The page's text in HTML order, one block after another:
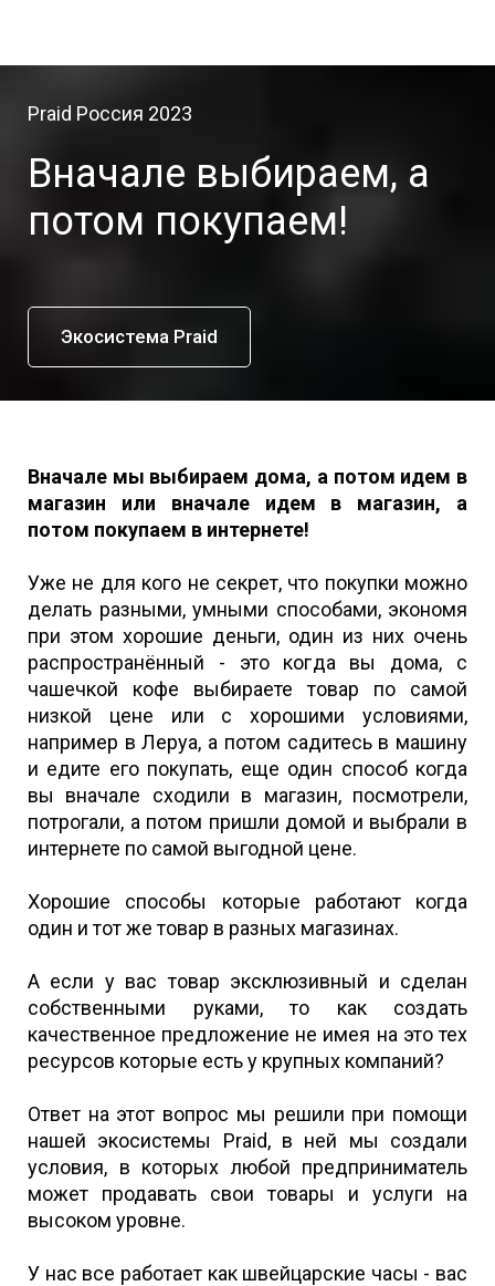
Praid Россия 2023
Вначале выбираем, а
потом покупаем!
Экосистема Praid
Вначале мы выбираем дома, а потом идем в
магазин или вначале идем в магазин, а
потом покупаем в интернете!
Уже не для кого не секрет, что покупки можно
делать разными, умными способами, экономя
при этом хорошие деньги, один из них очень
распространённый - это когда вы дома, с
чашечкой кофе выбираете товар по самой
низкой цене или с хорошими условиями,
например в Леруа, а потом садитесь в машину
и едите его покупать, еще один способ когда
вы вначале сходили в магазин, посмотрели,
потрогали, а потом пришли домой и выбрали в
интернете по самой выгодной цене.
Хорошие способы которые работают когда
один и тот же товар в разных магазинах.
А если у вас товар эксклюзивный и сделан
собственными руками, то как создать
качественное предложение не имея на это тех
ресурсов которые есть у крупных компаний?
Ответ на этот вопрос мы решили при помощи
нашей экосистемы Praid, в ней мы создали
условия, в которых любой предприниматель
может продавать свои товары и услуги на
высоком уровне.
У нас все работает как швейцарские часы - вас